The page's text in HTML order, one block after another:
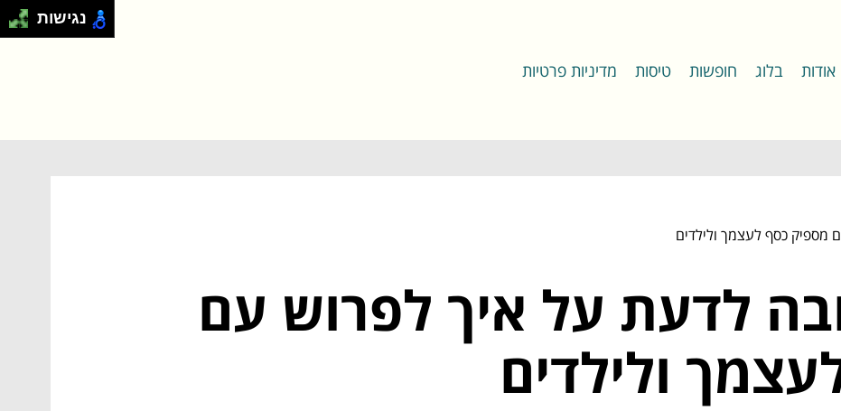
אודות בלוג חופשות טיסות מדיניות פרטיות
לדעת על איך לפרוש עם
ולילדים
נגישות